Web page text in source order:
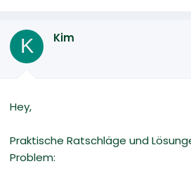
K Kim
Hey,
Praktische Ratschläge und
Problem: